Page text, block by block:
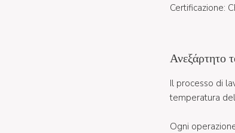
Certificazione:
Ανεξάρτητο
Il processo di
temperatura
Ogni